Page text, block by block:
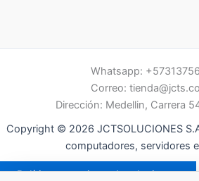
Whatsapp:
Correo:
Dirección: Medellin, Carrera
Copyright © 2026 JCTSOLUCIONES
computadores, servidores
Política garantias y devoluciones